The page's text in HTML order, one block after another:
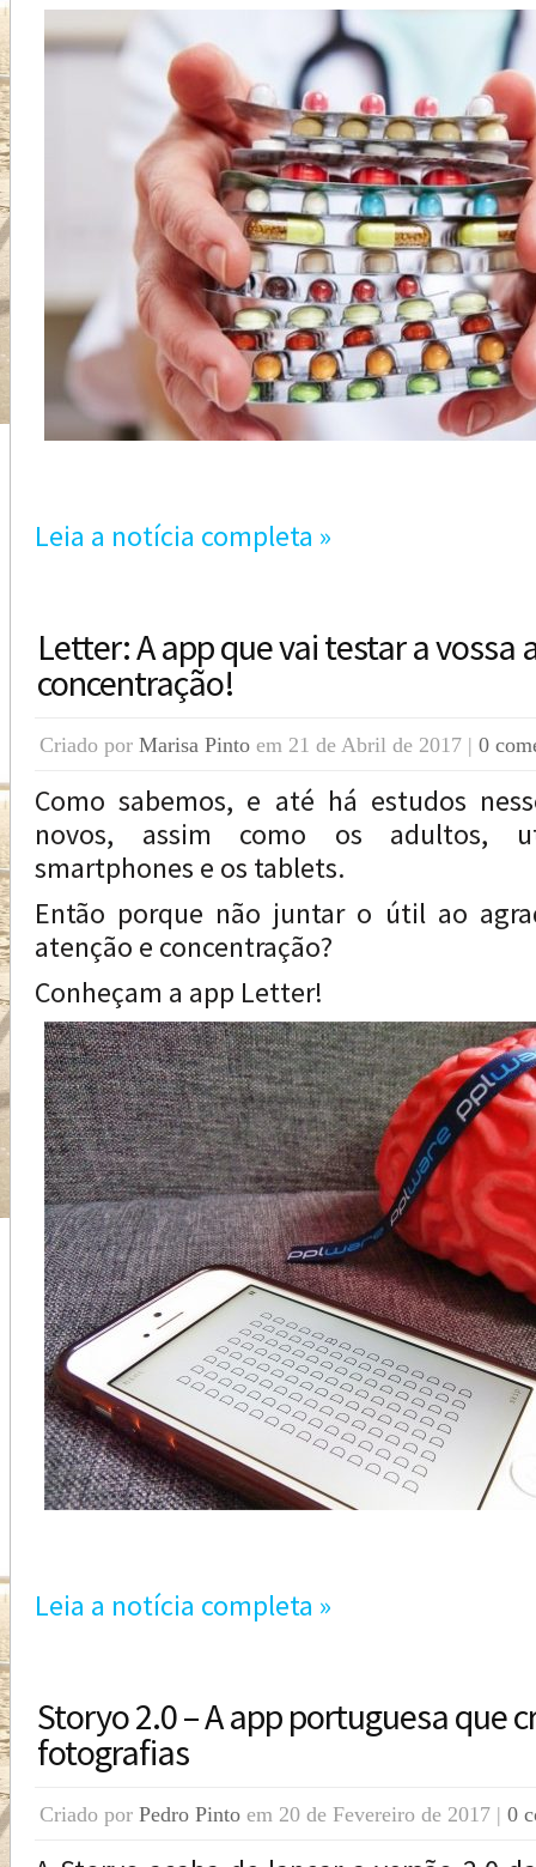
Leia a notícia completa »
Letter: A app que vai testar a vossa
concentração!
Criado por Marisa Pinto em 21 de Abril de 2017 | 0
Como sabemos, e até há estudos
novos, assim como os adultos,
smartphones e os tablets.
Então porque não juntar o útil ao
atenção e concentração?
Conheçam a app Letter!
Leia a notícia completa »
Storyo 2.0 – A app portuguesa que
fotografias
Criado por Pedro Pinto em 20 de Fevereiro de 2017 | 0